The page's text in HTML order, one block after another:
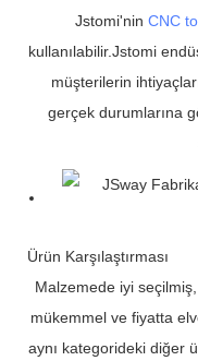
Jstomi'nin CNC
kullanılabilir.Jstomi
müşterilerin
gerçek durumlarına
Ürün Karşılaştırması
Malzemede iyi
mükemmel ve fiyatta
aynı kategorideki diğer